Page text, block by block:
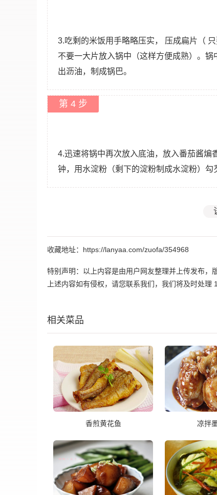
3.吃剩的米饭用手略略压实， 压成扁片（
不要一大片放入锅中（这样方便成熟）。
出沥油，制成锅巴。
第 4 步
4.迅速将锅中再次放入底油，放入番茄酱煸
钟，用水淀粉（剩下的淀粉制成水淀粉）勾
收藏地址：https://lanyaa.com/zuofa/354968
特别声明：以上内容是由用户网友整理并上传发布，
上述内容如有侵权，请您联系我们，我们将及时处
相关菜品
香煎黄花鱼 凉拌